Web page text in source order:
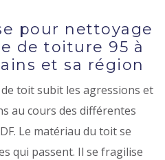
pour nettoyage
de toiture 95 à
et sa région
toit subit les agressions et
au cours des différentes
Le matériau du toit se
qui passent. Il se fragilise